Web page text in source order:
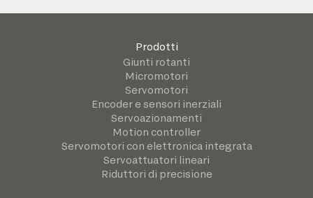
Prodotti
Giunti rotanti
Micromotori
Servomotori
Encoder e sensori inerziali
Servoazionamenti
Motion controller
Servomotori con elettronica integrata
Servoattuatori lineari
Riduttori di precisione